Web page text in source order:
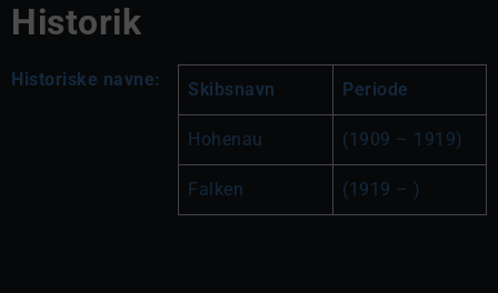
Historik
Historiske navne: Skibsnavn Periode
Hohenau (1909 – 1919)
Falken (1919 – )